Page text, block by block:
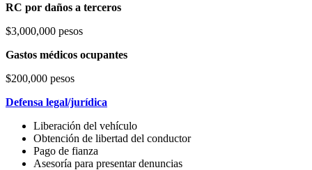
RC por daños a terceros
$3,000,000 pesos
Gastos médicos ocupantes
$200,000 pesos
Defensa legal/jurídica
Liberación del vehículo
Obtención de libertad del conductor
Pago de fianza
Asesoría para presentar denuncias